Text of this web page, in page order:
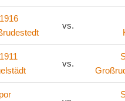
vs.
vs.